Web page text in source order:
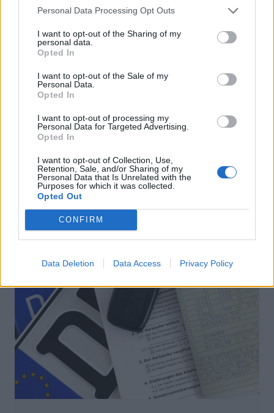
Personal Data Processing Opt Outs
I want to opt-out of the Sharing of my
personal data.
Opted In
I want to opt-out of the Sale of my
Personal Data.
Opted In
I want to opt-out of processing my
Personal Data for Targeted Advertising.
Opted In
I want to opt-out of Collection, Use,
Retention, Sale, and/or Sharing of my
Personal Data that Is Unrelated with the
Purposes for which it was collected.
Opted Out
CONFIRM
Data Deletion Data Access Privacy Policy
Pneus toutes saisons M+S : ils seront
interdits prochainement
Auto Pour Vous 9 septembre 2024 0